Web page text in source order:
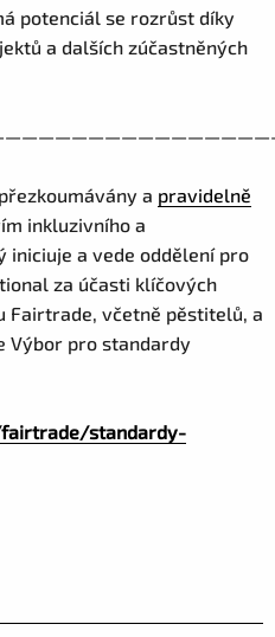
potenciál se rozrůst díky
a dalších zúčastněných
a pravidelně
inkluzivního a
iniciuje a vede oddělení pro
za účasti klíčových
Fairtrade, včetně pěstitelů, a
Výbor pro standardy
standardy-